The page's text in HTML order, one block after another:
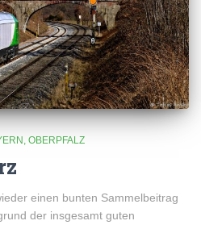
OBERPFALZ
einen bunten Sammelbeitrag
der insgesamt guten